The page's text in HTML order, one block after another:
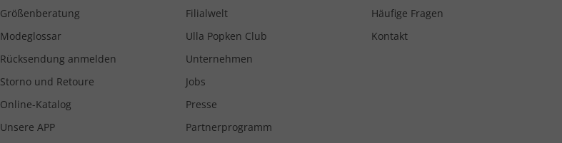
Größenberatung
Modeglossar
Rücksendung anmelden
Storno und Retoure
Online-Katalog
Unsere APP
Filialwelt
Ulla Popken Club
Unternehmen
Jobs
Presse
Partnerprogramm
Häufige Fragen
Kontakt